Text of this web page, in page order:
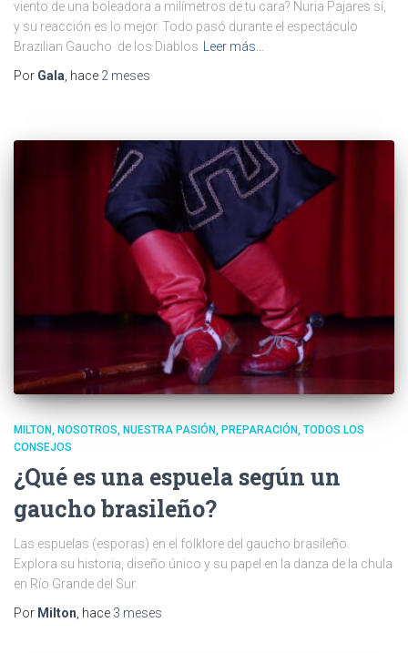
viento de una boleadora a milímetros de tu cara? Nuria Pajares sí,
y su reacción es lo mejor. Todo pasó durante el espectáculo
Brazilian Gaucho de los Diablos
Leer más…
Por Gala , hace 2 meses
MILTON NOSOTROS NUESTRA PASIÓN PREPARACIÓN TODOS LOS
CONSEJOS
¿Qué es una espuela según un
gaucho brasileño?
Las espuelas (esporas) en el folklore del gaucho brasileño.
Explora su historia, diseño único y su papel en la danza de la chula
en Río Grande del Sur.
Por Milton , hace 3 meses